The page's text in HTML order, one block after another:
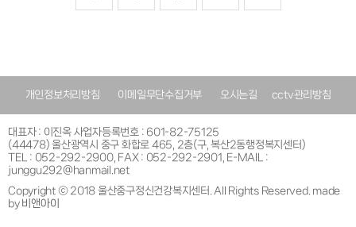
개인정보처리방침 이메일무단수집거부 오시는길 cctv관리방침
대표자 : 이진옥 사업자등록번호 : 601-82-75125
(44478) 울산광역시 중구 화합로 465, 2층(구, 복산2동행정복지센터)
TEL : 052-292-2900, FAX : 052-292-2901, E-MAIL :
junggu292@hanmail.net
Copyright ⓒ 2018 울산중구정신건강복지센터. All Rights Reserved. made
by 비앤아이